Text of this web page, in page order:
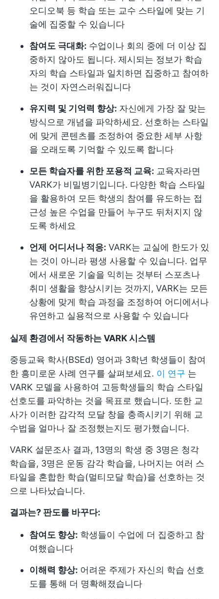
오디오북 등 학습 또는 교수 스타일에 맞는 기
술에 집중할 수 있습니다
참여도 극대화: 수업이나 회의 중에 더 이상 집
중하지 않아도 됩니다. 제시되는 정보가 학습
자의 학습 스타일과 일치하면 집중하고 참여하
는 것이 자연스러워집니다
유지력 및 기억력 향상: 자신에게 가장 잘 맞는
방식으로 개념을 파악하세요. 선호하는 스타일
에 맞게 콘텐츠를 조정하여 중요한 세부 사항
을 오래도록 기억할 수 있도록 합니다
모든 학습자를 위한 포용적 교육: 교육자라면
VARK가 비밀병기입니다. 다양한 학습 스타일
을 활용하여 모든 학생의 참여를 유도하는 접
근성 높은 수업을 만들어 누구도 뒤처지지 않
도록 하세요
언제 어디서나 적응: VARK는 교실에 한도가 있
는 것이 아니라 평생 사용할 수 있습니다. 업무
에서 새로운 기술을 익히는 것부터 스포츠나
취미 생활을 향상시키는 것까지, VARK는 모든
상황에 맞게 학습 과정을 조정하여 어디에서나
유연하고 실용적으로 사용할 수 있습니다
실제 환경에서 작동하는 VARK 시스템
중등교육 학사(BSEd) 영어과 3학년 학생들이 참여
한 흥미로운 사례 연구를 살펴보세요. 이 연구 는
VARK 모델을 사용하여 고등학생들의 학습 스타일
선호도를 파악하는 것을 목표로 했습니다. 또한 교
사가 이러한 감각적 모달 창을 충족시키기 위해 교
수법을 얼마나 잘 조정했는지도 평가했습니다.
VARK 설문조사 결과, 13명의 학생 중 3명은 청각
학습을, 3명은 운동 감각 학습을, 나머지는 여러 스
타일을 혼합한 학습(멀티모달 학습)을 선호하는 것
으로 나타났습니다.
결과는? 판도를 바꾸다:
참여도 향상: 학생들이 수업에 더 집중하고 참
여했습니다
이해력 향상: 어려운 주제가 자신의 학습 선호
도를 통해 더 명확해졌습니다